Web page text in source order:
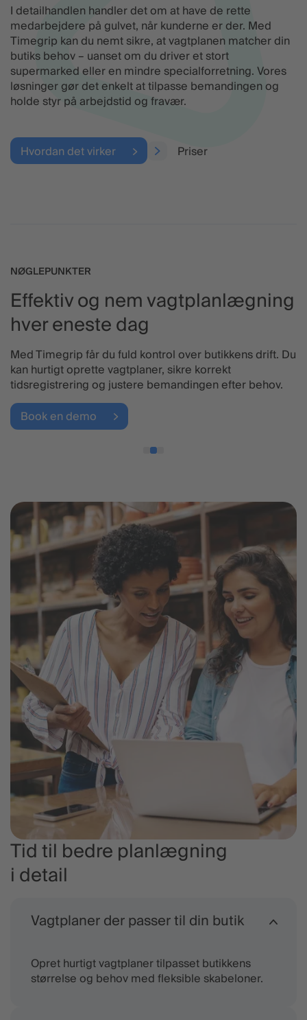
I detailhandlen handler det om at have de rette
medarbejdere på gulvet, når kunderne er der. Med
Timegrip kan du nemt sikre, at vagtplanen matcher din
butiks behov – uanset om du driver et stort
supermarked eller en mindre specialforretning. Vores
løsninger gør det enkelt at tilpasse bemandingen og
holde styr på arbejdstid og fravær.
Hvordan det virker Priser
NØGLEPUNKTER
Effektiv og nem vagtplanlægning
hver eneste dag
Med Timegrip får du fuld kontrol over butikkens drift. Du
kan hurtigt oprette vagtplaner, sikre korrekt
tidsregistrering og justere bemandingen efter behov.
Book en demo
Tid til bedre planlægning
i detail
Vagtplaner der passer til din butik
Opret hurtigt vagtplaner tilpasset butikkens
størrelse og behov med fleksible skabeloner.